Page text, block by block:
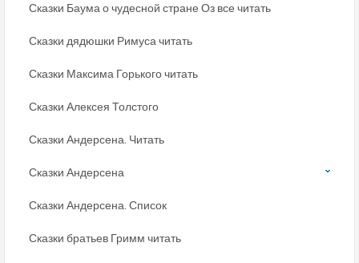
Сказки Баума о чудесной стране Оз все читать
Сказки дядюшки Римуса читать
Сказки Максима Горького читать
Сказки Алексея Толстого
Сказки Андерсена. Читать
Сказки Андерсена
Сказки Андерсена. Список
Сказки братьев Гримм читать